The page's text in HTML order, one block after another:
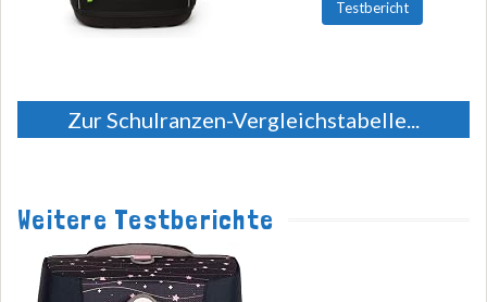
Testbericht
Zur Schulranzen-Vergleichstabelle...
Weitere Testberichte